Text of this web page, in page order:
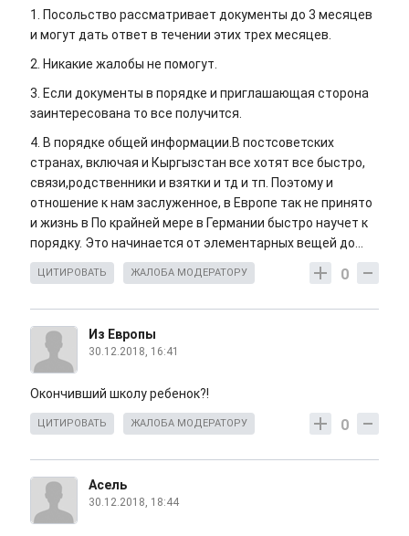
1. Посольство рассматривает документы до 3 месяцев
и могут дать ответ в течении этих трех месяцев.
2. Никакие жалобы не помогут.
3. Если документы в порядке и приглашающая сторона
заинтересована то все получится.
4. В порядке общей информации.В постсоветских
странах, включая и Кыргызстан все хотят все быстро,
связи,родственники и взятки и тд и тп. Поэтому и
отношение к нам заслуженное, в Европе так не принято
и жизнь в По крайней мере в Германии быстро научет к
порядку. Это начинается от элементарных вещей до...
0
ЦИТИРОВАТЬ ЖАЛОБА МОДЕРАТОРУ
Из Европы
30.12.2018, 16:41
Окончивший школу ребенок?!
0
ЦИТИРОВАТЬ ЖАЛОБА МОДЕРАТОРУ
Асель
30.12.2018, 18:44